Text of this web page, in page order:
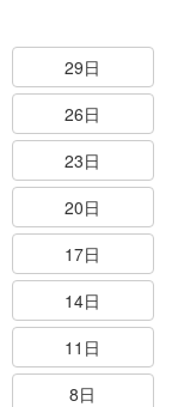
29日
26日
23日
20日
17日
14日
11日
8日